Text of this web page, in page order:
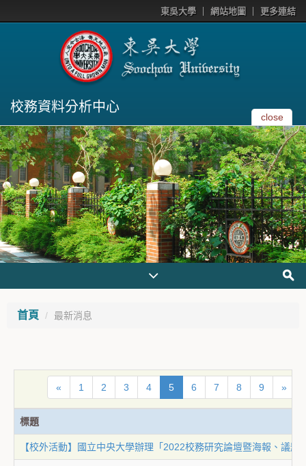
東吳大學 網站地圖 更多連結
校務資料分析中心
close
首頁 最新消息
« 1 2 3 4 5 6 7 8 9 »
標題
【校外活動】國立中央大學辦理「2022校務研究論壇暨海報、議題